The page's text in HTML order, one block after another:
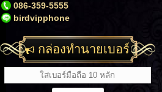
086-359-5555
birdvipphone
กล่องทำนายเบอร์